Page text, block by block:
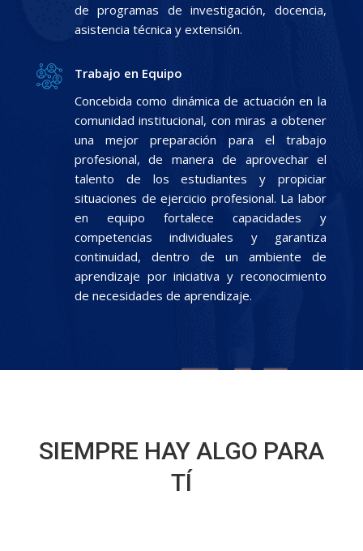
de programas de investigación, docencia,
asistencia técnica y extensión.
Trabajo en Equipo
Concebida como dinámica de actuación en la
comunidad institucional, con miras a obtener
una mejor preparación para el trabajo
profesional, de manera de aprovechar el
talento de los estudiantes y propiciar
situaciones de ejercicio profesional. La labor
en equipo fortalece capacidades y
competencias individuales y garantiza
continuidad, dentro de un ambiente de
aprendizaje por iniciativa y reconocimiento
de necesidades de aprendizaje.
SIEMPRE HAY ALGO PARA
TÍ